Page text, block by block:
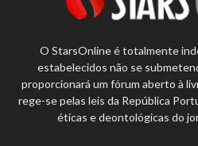
O StarsOnline é totalmente
estabelecidos não se
proporcionará um fórum aberto à
rege-se pelas leis da República
éticas e deontológicas do